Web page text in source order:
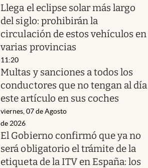
Llega el eclipse solar más largo
del siglo: prohibirán la
circulación de estos vehículos en
varias provincias
11:20
Multas y sanciones a todos los
conductores que no tengan al día
este artículo en sus coches
viernes, 07 de Agosto
de 2026
El Gobierno confirmó que ya no
será obligatorio el trámite de la
etiqueta de la ITV en España: los